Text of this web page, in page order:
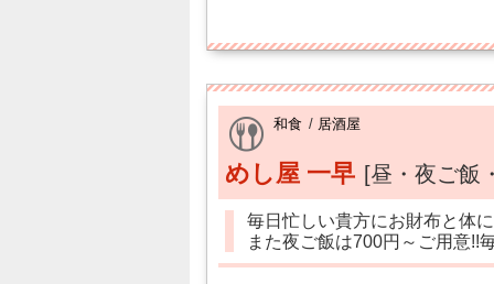
和食 / 居酒屋
めし屋 一早 [昼・夜ご飯
毎日忙しい貴方にお財布と体
また夜ご飯は700円～ご用意!!